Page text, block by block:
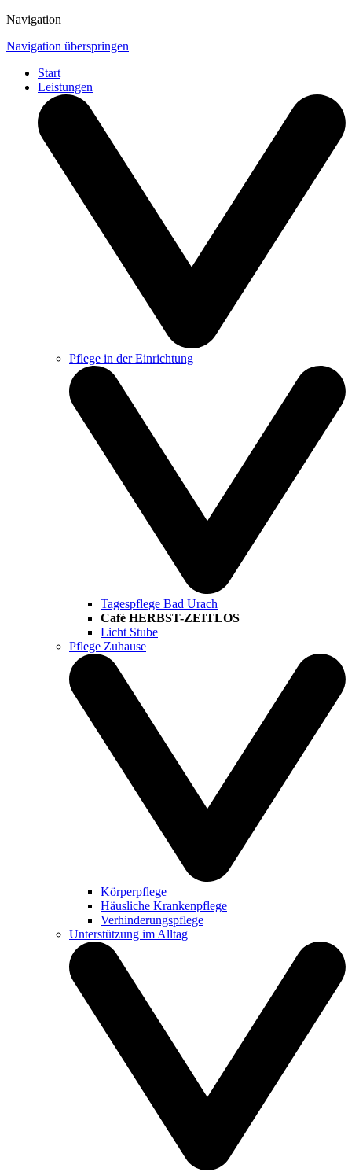
Navigation
Navigation überspringen
Start
Leistungen
Pflege in der Einrichtung
Tagespflege Bad Urach
Café HERBST-ZEITLOS
Licht Stube
Pflege Zuhause
Körperpflege
Häusliche Krankenpflege
Verhinderungspflege
Unterstützung im Alltag